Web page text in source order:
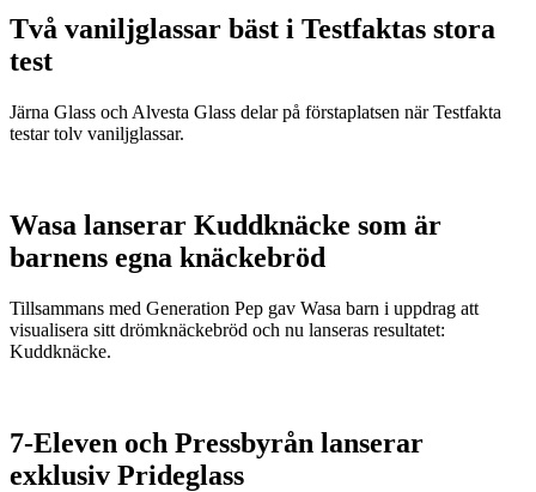
Två vaniljglassar bäst i Testfaktas stora
test
Järna Glass och Alvesta Glass delar på förstaplatsen när Testfakta
testar tolv vaniljglassar.
Wasa lanserar Kuddknäcke som är
barnens egna knäckebröd
Tillsammans med Generation Pep gav Wasa barn i uppdrag att
visualisera sitt drömknäckebröd och nu lanseras resultatet:
Kuddknäcke.
7-Eleven och Pressbyrån lanserar
exklusiv Prideglass